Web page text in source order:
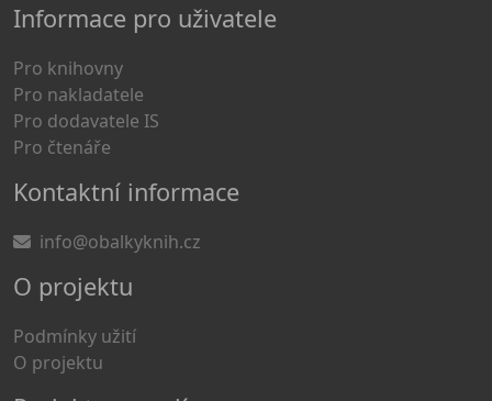
Informace pro uživatele
Pro knihovny
Pro nakladatele
Pro dodavatele IS
Pro čtenáře
Kontaktní informace
info@obalkyknih.cz
O projektu
Podmínky užití
O projektu